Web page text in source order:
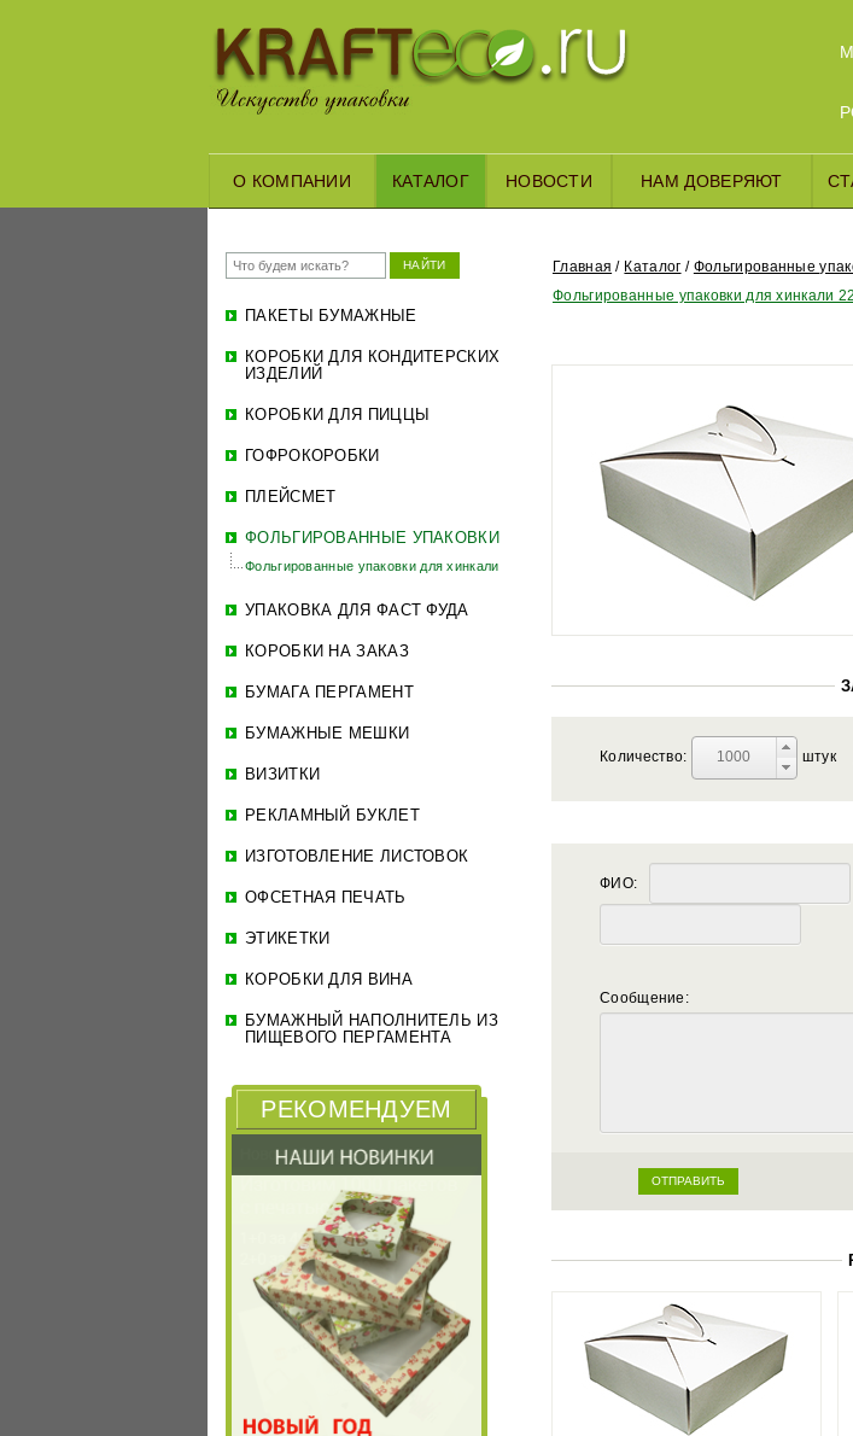
О КОМПАНИИ КАТАЛОГ НОВОСТИ НАМ ДОВЕРЯЮТ
НАЙТИ
ПАКЕТЫ БУМАЖНЫЕ
КОРОБКИ ДЛЯ КОНДИТЕРСКИХ
ИЗДЕЛИЙ
КОРОБКИ ДЛЯ ПИЦЦЫ
ГОФРОКОРОБКИ
ПЛЕЙСМЕТ
ФОЛЬГИРОВАННЫЕ УПАКОВКИ
Фольгированные упаковки для хинкали
УПАКОВКА ДЛЯ ФАСТ ФУДА
КОРОБКИ НА ЗАКАЗ
БУМАГА ПЕРГАМЕНТ
БУМАЖНЫЕ МЕШКИ
ВИЗИТКИ
РЕКЛАМНЫЙ БУКЛЕТ
ИЗГОТОВЛЕНИЕ ЛИСТОВОК
ОФСЕТНАЯ ПЕЧАТЬ
ЭТИКЕТКИ
КОРОБКИ ДЛЯ ВИНА
БУМАЖНЫЙ НАПОЛНИТЕЛЬ ИЗ
ПИЩЕВОГО ПЕРГАМЕНТА
РЕКОМЕНДУЕМ
Главная Каталог Фольгированные
Фольгированные упаковки для хинкали
Количество: штук
ФИО:
Сообщение: